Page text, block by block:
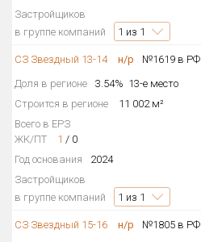
Застройщиков
в группе компаний
1 из 1
СЗ Звездный 13-14 н/р
№1619 в РФ
Доля в регионе
3.54% 13-е место
Строится в регионе
11 002 м²
Всего в ЕРЗ
ЖК/ПТ
1 / 0
Год основания
2024
Застройщиков
в группе компаний
1 из 1
СЗ Звездный 15-16 н/р
№1805 в РФ